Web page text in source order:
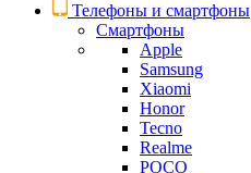
Телефоны и смартфоны
Смартфоны
Apple
Samsung
Xiaomi
Honor
Tecno
Realme
POCO